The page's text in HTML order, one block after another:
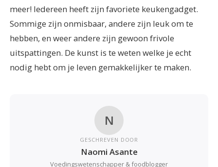
meer! Iedereen heeft zijn favoriete keukengadget.
Sommige zijn onmisbaar, andere zijn leuk om te
hebben, en weer andere zijn gewoon frivole
uitspattingen. De kunst is te weten welke je echt
nodig hebt om je leven gemakkelijker te maken.
N
GESCHREVEN DOOR
Naomi Asante
Voedingswetenschapper & foodblogger